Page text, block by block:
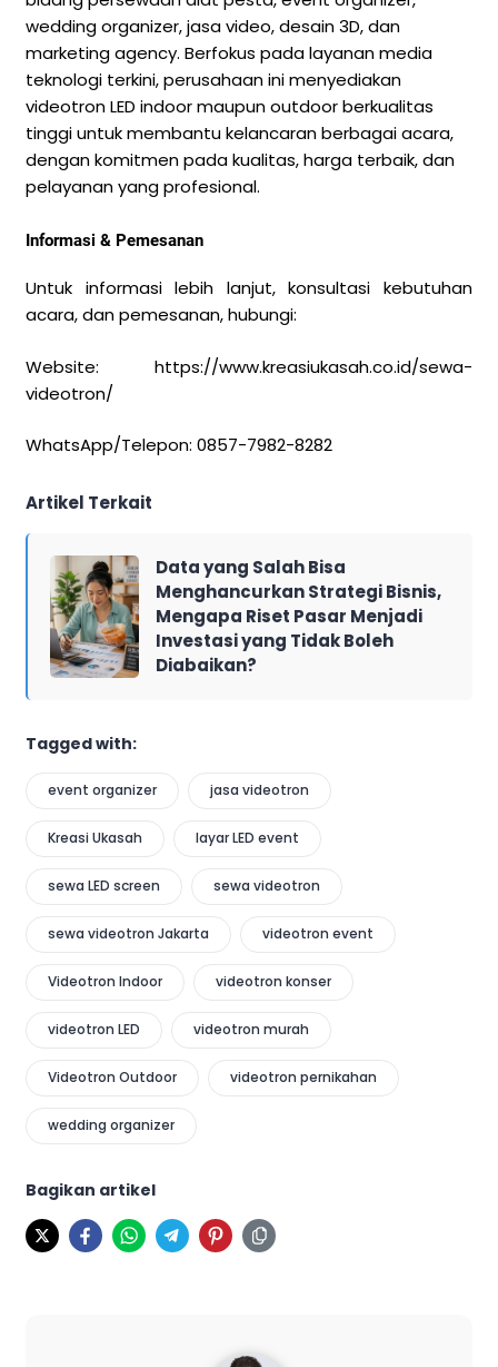
wedding organizer, jasa video, desain 3D, dan
marketing agency. Berfokus pada layanan media
teknologi terkini, perusahaan ini menyediakan
videotron LED indoor maupun outdoor berkualitas
tinggi untuk membantu kelancaran berbagai acara,
dengan komitmen pada kualitas, harga terbaik, dan
pelayanan yang profesional.
Informasi & Pemesanan
Untuk informasi lebih lanjut, konsultasi kebutuhan
acara, dan pemesanan, hubungi:
Website: https://www.kreasiukasah.co.id/sewa-
videotron/
WhatsApp/Telepon: 0857-7982-8282
Artikel Terkait
Data yang Salah Bisa
Menghancurkan Strategi Bisnis,
Mengapa Riset Pasar Menjadi
Investasi yang Tidak Boleh
Diabaikan?
Tagged with:
event organizer jasa videotron
Kreasi Ukasah layar LED event
sewa LED screen sewa videotron
sewa videotron Jakarta videotron event
Videotron Indoor videotron konser
videotron LED videotron murah
Videotron Outdoor videotron pernikahan
wedding organizer
Bagikan artikel